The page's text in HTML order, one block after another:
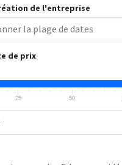
de l'entreprise
de prix
25 50